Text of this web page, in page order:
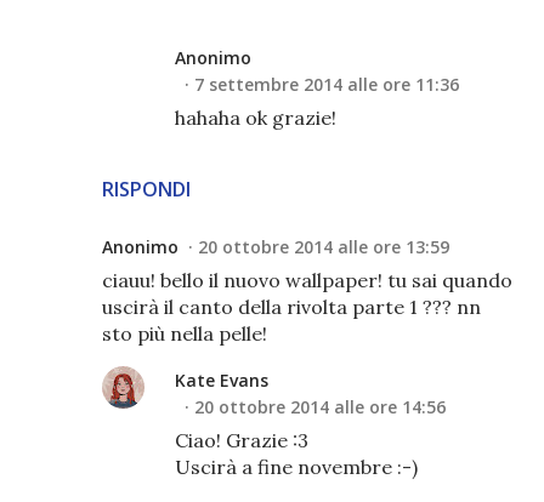
RISPONDI
Anonimo
7 settembre 2014 alle ore 11:36
hahaha ok grazie!
Anonimo 20 ottobre 2014 alle ore 13:59
ciauu! bello il nuovo wallpaper! tu sai quando
uscirà il canto della rivolta parte 1 ??? nn
sto più nella pelle!
Kate Evans
20 ottobre 2014 alle ore 14:56
Ciao! Grazie :3
Uscirà a fine novembre :-)